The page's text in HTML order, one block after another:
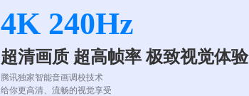
4K 240Hz
超清画质 超高帧率 极致视觉体验
腾讯独家智能音画调校技术
给你更高清、流畅的视觉享受